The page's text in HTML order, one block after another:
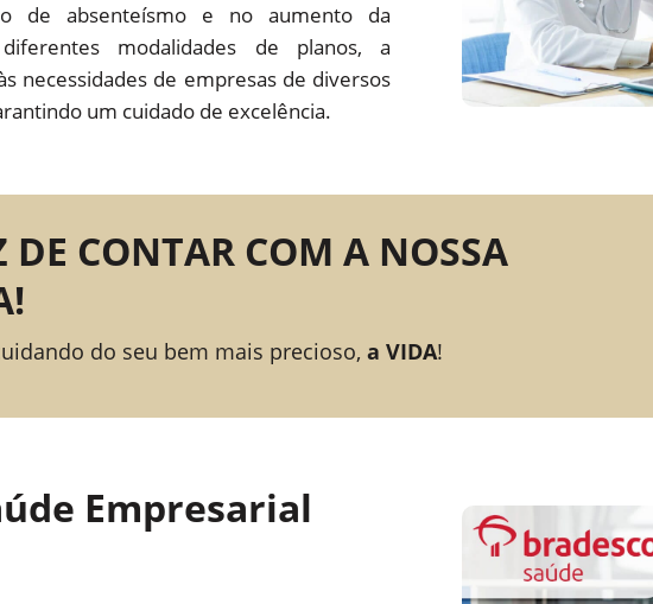
de absenteísmo e no aumento da
modalidades de planos, a
necessidades de empresas de diversos
um cuidado de excelência.
DE CONTAR COM A NOSSA
do seu bem mais precioso,a VIDA!
Empresarial